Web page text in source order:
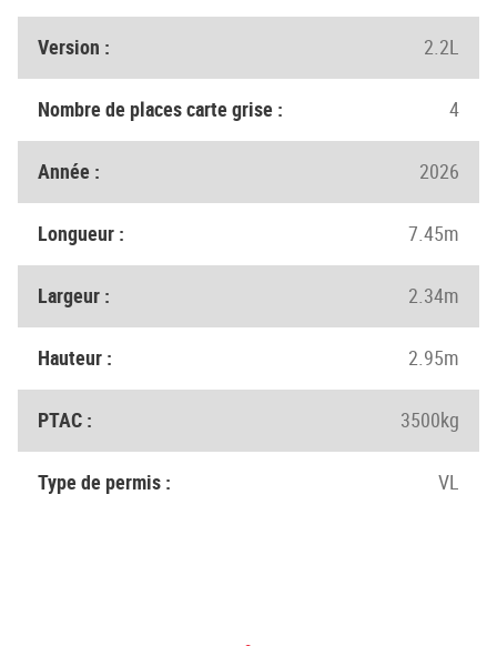
Version : 2.2L
Nombre de places carte grise : 4
Année : 2026
Longueur : 7.45m
Largeur : 2.34m
Hauteur : 2.95m
PTAC : 3500kg
Type de permis : VL